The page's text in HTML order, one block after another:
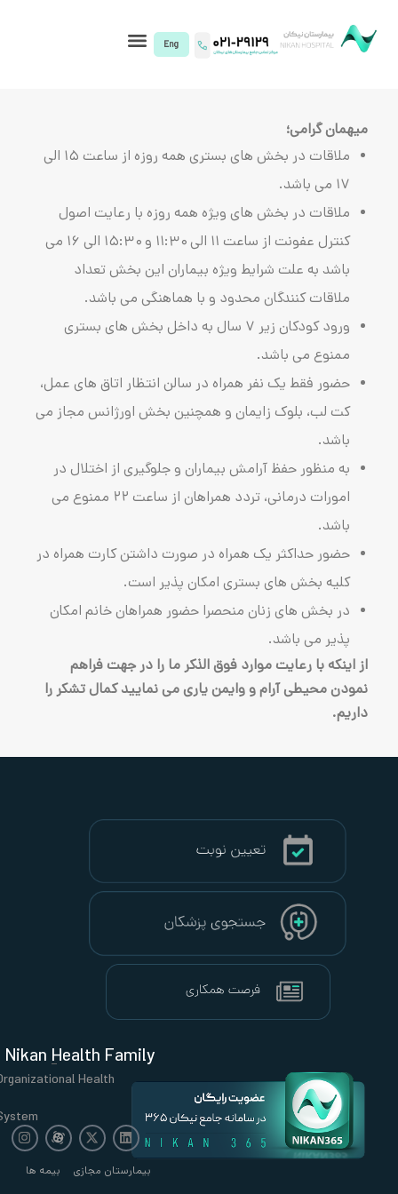
ملاقات در بخش های بستری همه روزه از ساعت ۱۵ الی
های ویژه همه روزه با رعایت اصول
کنترل عفونت از ساعت ۱۱ الی ۱۱:۳۰ و ۱۵:۳۰ الی ۱۶ می
ویژه بیماران این بخش تعداد
محدود و با هماهنگی می باشد.
ورود کودکان زیر ۷ سال به داخل بخش های بستری
همراه در سالن انتظار اتاق های عمل،
زایمان و همچنین بخش اورژانس مجاز می
بیماران و جلوگیری از اختلال در
امورات درمانی، تردد همراهان از ساعت ۲۲ ممنوع می
یک همراه در صورت داشتن کارت همراه در
بستری امکان پذیر است.
منحصرا حضور همراهان خانم امکان
موارد فوق الذکر ما را در جهت فراهم
و وایمن یاری می نمایید کمال تشکر را
Nikan Health Family
Organizational Health
System
بیمه ها